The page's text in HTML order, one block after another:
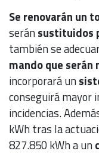
Se renovarán un
seránsustituidos
también se
mando que serán
incorporará un
conseguirá mayor
incidencias.
kWh tras la
827.850 kWh a un